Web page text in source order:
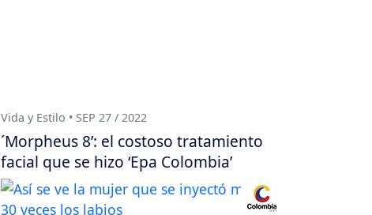
Vida y Estilo • SEP 27 / 2022
´Morpheus 8’: el costoso tratamiento
facial que se hizo ‘Epa Colombia’